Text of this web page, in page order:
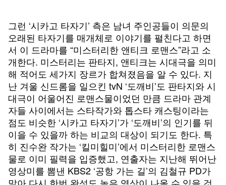
그런 ‘시카고 타자기’ 측은 남녀 주인공들이 의문의
오래된 타자기를 매개체로 이야기를 펼친다고 하면
서 이 드라마를 “미스터리한 앤티크 로맨스”라고 소
개한다. 미스터리는 판타지, 앤티크는 시대극을 의미
해 적어도 세가지 장르가 합쳐졌음을 알 수 있다. 지
난 겨울 신드롬을 일으킨 tvN ‘도깨비’도 판타지와 시
대극이 어울어진 로맨스물이었던 만큼 드라마 관계
자들 사이에서는 스타작가와 톱스타 캐스팅이라는
점도 비슷한 ‘시카고 타자기’가 ‘도깨비’의 인기를 뒤
이을 수 있을까 하는 비교의 대상이 되기도 한다. 특
히 진수완 작가는 ‘킬미힐미’에서 미스터리한 로맨스
물로 이미 필력을 입증했고, 연출자는 지난해 뛰어난
영상미를 뽐낸 KBS2 ‘공항 가는 길’의 김철규 PD가